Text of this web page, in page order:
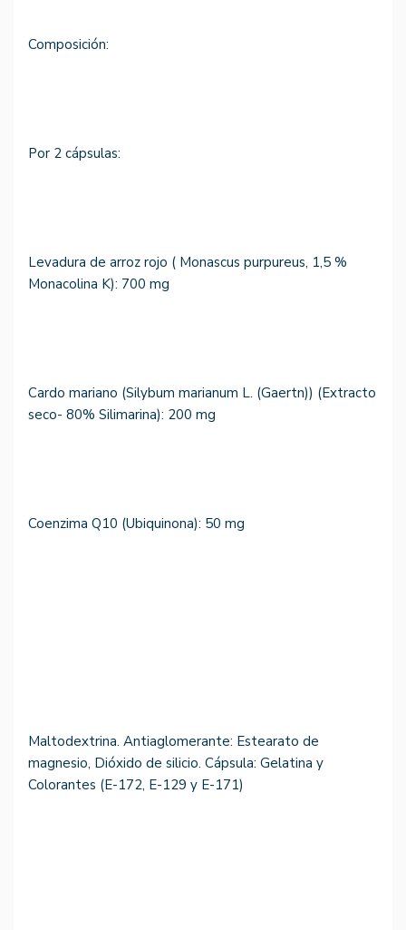
Composición:
Por 2 cápsulas:
Levadura de arroz rojo ( Monascus purpureus, 1,5 %
Monacolina K): 700 mg
Cardo mariano (Silybum marianum L. (Gaertn)) (Extracto
seco- 80% Silimarina): 200 mg
Coenzima Q10 (Ubiquinona): 50 mg
Maltodextrina. Antiaglomerante: Estearato de
magnesio, Dióxido de silicio. Cápsula: Gelatina y
Colorantes (E-172, E-129 y E-171)